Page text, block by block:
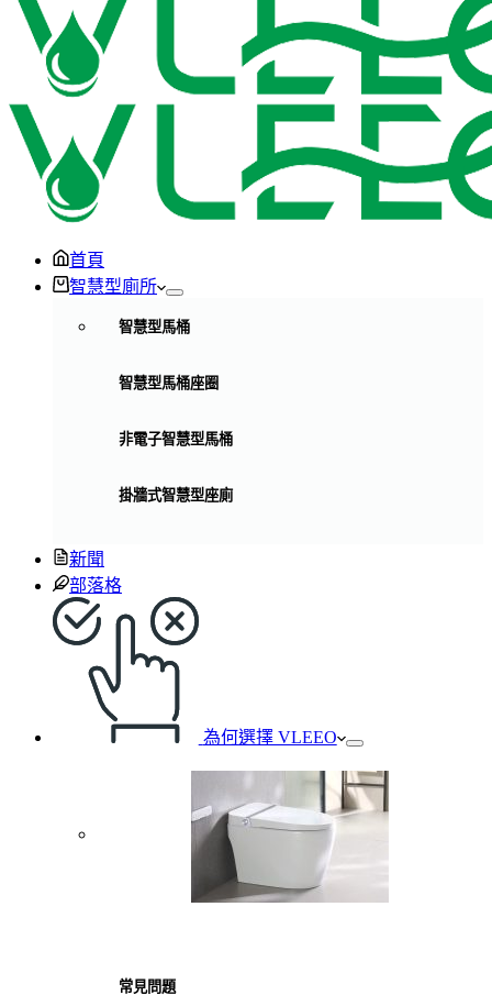
首頁
智慧型廁所
智慧型馬桶
智慧型馬桶座圈
非電子智慧型馬桶
掛牆式智慧型座廁
新聞
部落格
為何選擇 VLEEO
常見問題